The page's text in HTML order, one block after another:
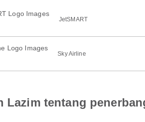
JetSMART
Sky Airline
Lazim tentang